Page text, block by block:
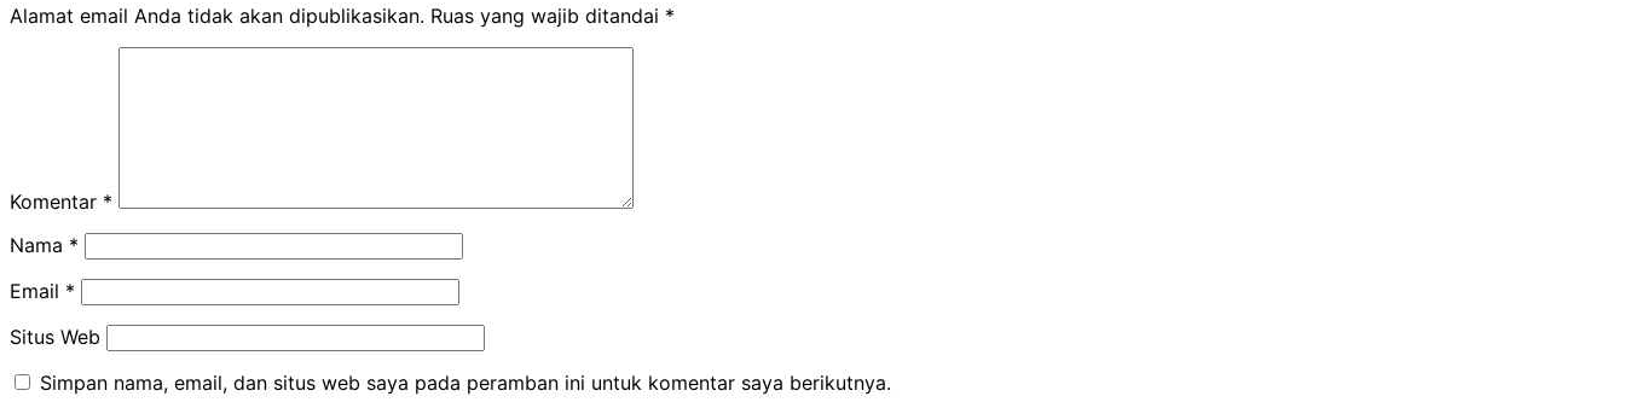
Alamat email Anda tidak akan dipublikasikan. Ruas yang wajib ditandai *
Komentar *
Nama *
Email *
Situs Web
Simpan nama, email, dan situs web saya pada peramban ini untuk komentar saya berikutnya.